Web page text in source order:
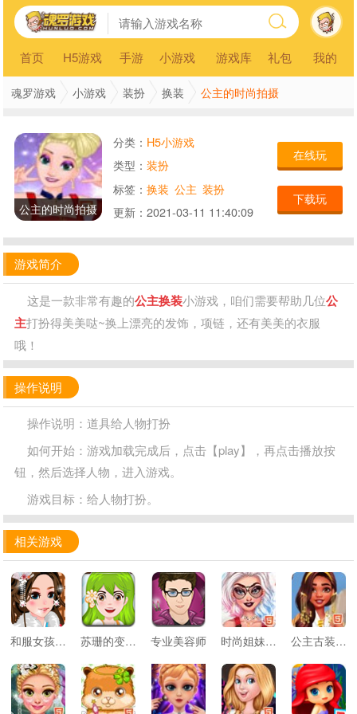
首页 H5游戏 手游 小游戏 游戏库 礼包 我的
魂罗游戏 小游戏 装扮 换装 公主的时尚拍摄
公主的时尚拍摄
分类： H5小游戏
类型： 装扮
标签： 换装 公主 装扮
更新： 2021-03-11 11:40:09
在线玩
下载玩
游戏简介
这是一款非常有趣的公主换装小游戏，咱们需要帮助几位公
主打扮得美美哒~换上漂亮的发饰，项链，还有美美的衣服
哦！
操作说明
操作说明：道具给人物打扮
如何开始：游戏加载完成后，点击【play】，再点击播放按
钮，然后选择人物，进入游戏。
游戏目标：给人物打扮。
相关游戏
和服女孩换装 苏珊的变身魔法 专业美容师 时尚姐妹出街装 公主古装与现代装